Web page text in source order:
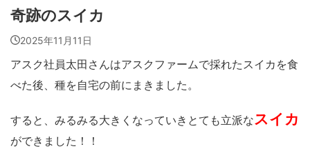
奇跡のスイカ
2025年11月11日
アスク社員太田さんはアスクファームで採れたスイカを食
べた後、種を自宅の前にまきました。
すると、みるみる大きくなっていきとても立派なスイカ
ができました！！